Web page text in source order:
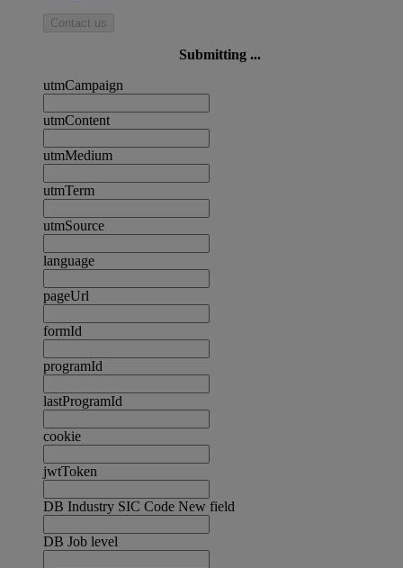
Contact us
Submitting ...
utmCampaign
utmContent
utmMedium
utmTerm
utmSource
language
pageUrl
formId
programId
lastProgramId
cookie
jwtToken
DB Industry SIC Code New field
DB Job level